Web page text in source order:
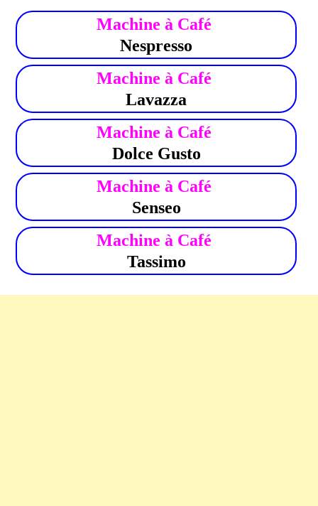
Machine à Café
Nespresso
Machine à Café
Lavazza
Machine à Café
Dolce Gusto
Machine à Café
Senseo
Machine à Café
Tassimo